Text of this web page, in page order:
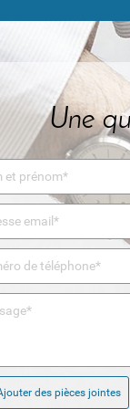
Une
des pièces jointes